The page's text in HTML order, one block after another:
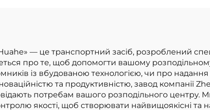
— це транспортний засіб, розроблений
про те, щоб допомогти вашому
із вбудованою технологією, чи про
та продуктивністю, завод компанії
потребам вашого розподільного центру.
якості, щоб створювати найвищоякісні та